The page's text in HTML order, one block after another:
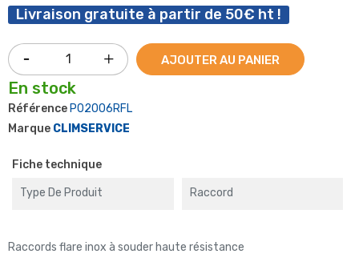
Livraison gratuite à partir de 50€ ht !
AJOUTER AU PANIER
En stock
Référence P02006RFL
Marque CLIMSERVICE
Fiche technique
Type De Produit Raccord
Raccords flare inox à souder haute résistance